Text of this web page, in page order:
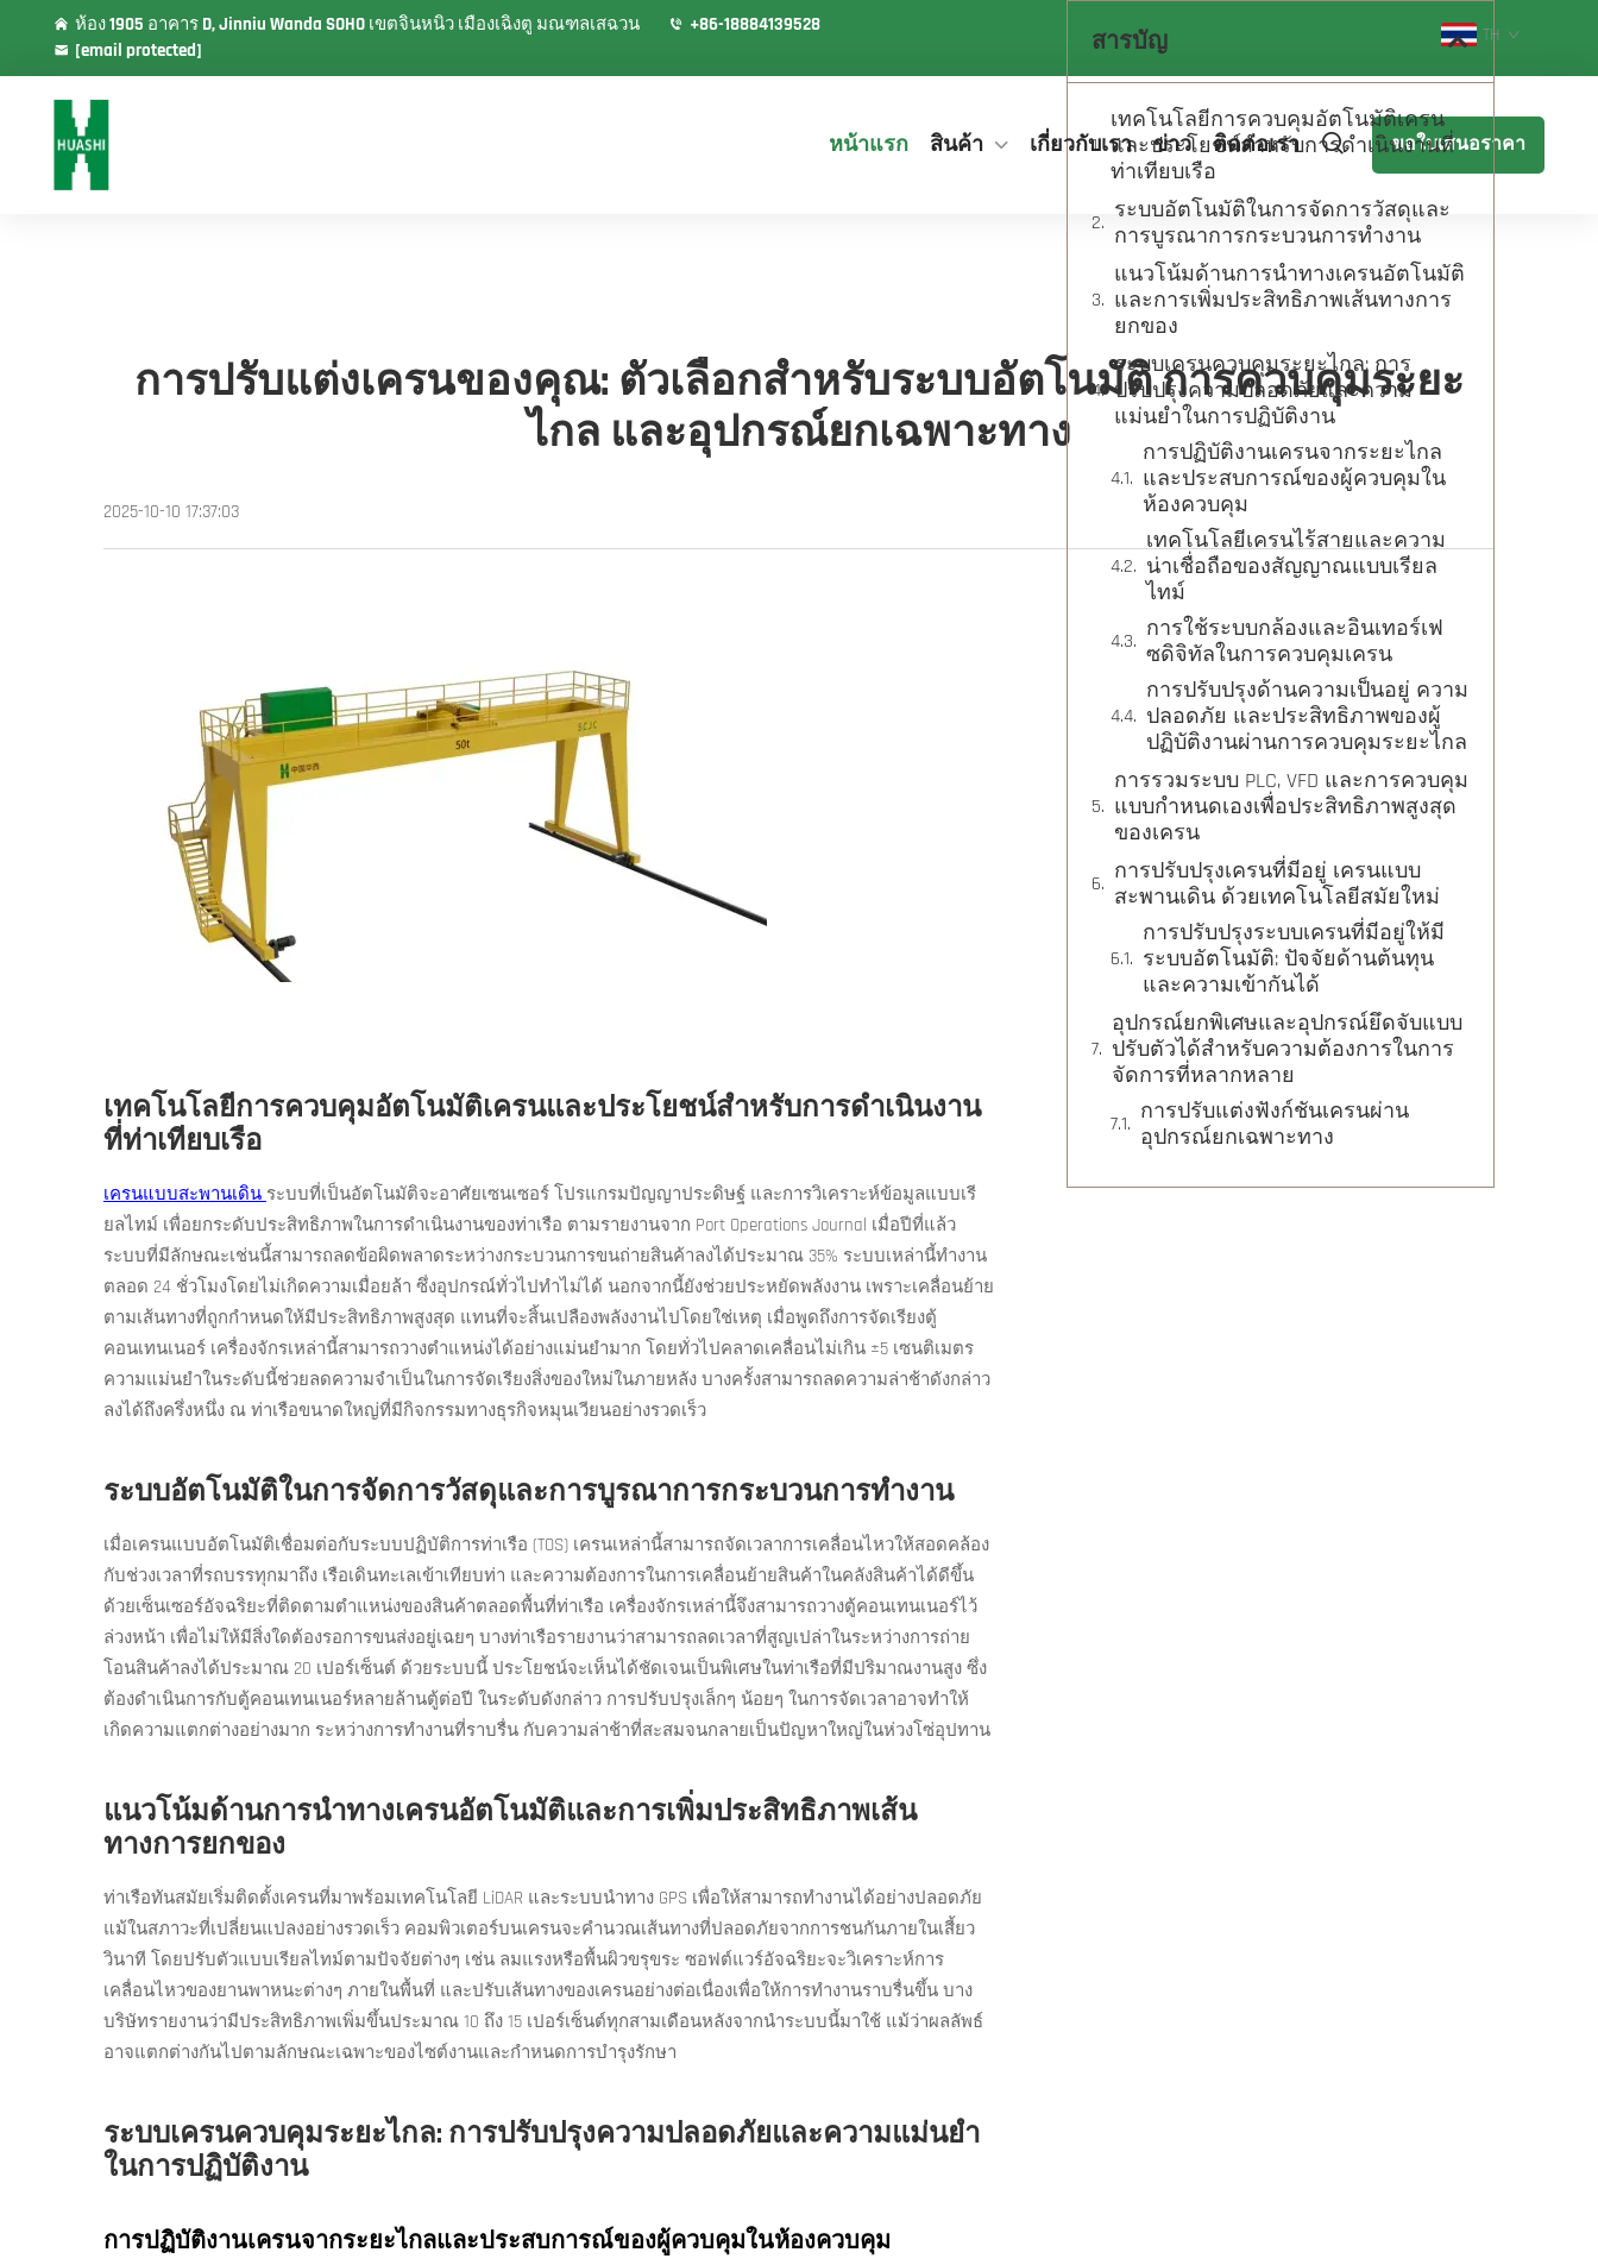
ห้อง 1905 อาคาร D, Jinniu Wanda SOHO เขตจินหนิว เมืองเฉิงตู มณฑลเสฉวน
+86-18884139528
[email protected]
TH
หน้าแรก สินค้า เกี่ยวกับเรา ข่าว ติดต่อเรา ขอใบเสนอราคา
การปรับแต่งเครนของคุณ: ตัวเลือกสำหรับระบบอัตโนมัติ การควบคุมระยะ
ไกล และอุปกรณ์ยกเฉพาะทาง
2025-10-10 17:37:03
เทคโนโลยีการควบคุมอัตโนมัติเครนและประโยชน์สำหรับการดำเนินงาน
ที่ท่าเทียบเรือ
เครนแบบสะพานเดิน ระบบที่เป็นอัตโนมัติจะอาศัยเซนเซอร์ โปรแกรมปัญญาประดิษฐ์ และการวิเคราะห์ข้อมูลแบบเรี
ยลไทม์ เพื่อยกระดับประสิทธิภาพในการดำเนินงานของท่าเรือ ตามรายงานจาก Port Operations Journal เมื่อปีที่แล้ว
ระบบที่มีลักษณะเช่นนี้สามารถลดข้อผิดพลาดระหว่างกระบวนการขนถ่ายสินค้าลงได้ประมาณ 35% ระบบเหล่านี้ทำงาน
ตลอด 24 ชั่วโมงโดยไม่เกิดความเมื่อยล้า ซึ่งอุปกรณ์ทั่วไปทำไม่ได้ นอกจากนี้ยังช่วยประหยัดพลังงาน เพราะเคลื่อนย้าย
ตามเส้นทางที่ถูกกำหนดให้มีประสิทธิภาพสูงสุด แทนที่จะสิ้นเปลืองพลังงานไปโดยใช่เหตุ เมื่อพูดถึงการจัดเรียงตู้
คอนเทนเนอร์ เครื่องจักรเหล่านี้สามารถวางตำแหน่งได้อย่างแม่นยำมาก โดยทั่วไปคลาดเคลื่อนไม่เกิน ±5 เซนติเมตร
ความแม่นยำในระดับนี้ช่วยลดความจำเป็นในการจัดเรียงสิ่งของใหม่ในภายหลัง บางครั้งสามารถลดความล่าช้าดังกล่าว
ลงได้ถึงครึ่งหนึ่ง ณ ท่าเรือขนาดใหญ่ที่มีกิจกรรมทางธุรกิจหมุนเวียนอย่างรวดเร็ว
ระบบอัตโนมัติในการจัดการวัสดุและการบูรณาการกระบวนการทำงาน
เมื่อเครนแบบอัตโนมัติเชื่อมต่อกับระบบปฏิบัติการท่าเรือ (TOS) เครนเหล่านี้สามารถจัดเวลาการเคลื่อนไหวให้สอดคล้อง
กับช่วงเวลาที่รถบรรทุกมาถึง เรือเดินทะเลเข้าเทียบท่า และความต้องการในการเคลื่อนย้ายสินค้าในคลังสินค้าได้ดีขึ้น
ด้วยเซ็นเซอร์อัจฉริยะที่ติดตามตำแหน่งของสินค้าตลอดพื้นที่ท่าเรือ เครื่องจักรเหล่านี้จึงสามารถวางตู้คอนเทนเนอร์ไว้
ล่วงหน้า เพื่อไม่ให้มีสิ่งใดต้องรอการขนส่งอยู่เฉยๆ บางท่าเรือรายงานว่าสามารถลดเวลาที่สูญเปล่าในระหว่างการถ่าย
โอนสินค้าลงได้ประมาณ 20 เปอร์เซ็นต์ ด้วยระบบนี้ ประโยชน์จะเห็นได้ชัดเจนเป็นพิเศษในท่าเรือที่มีปริมาณงานสูง ซึ่ง
ต้องดำเนินการกับตู้คอนเทนเนอร์หลายล้านตู้ต่อปี ในระดับดังกล่าว การปรับปรุงเล็กๆ น้อยๆ ในการจัดเวลาอาจทำให้
เกิดความแตกต่างอย่างมาก ระหว่างการทำงานที่ราบรื่น กับความล่าช้าที่สะสมจนกลายเป็นปัญหาใหญ่ในห่วงโซ่อุปทาน
แนวโน้มด้านการนำทางเครนอัตโนมัติและการเพิ่มประสิทธิภาพเส้น
ทางการยกของ
ท่าเรือทันสมัยเริ่มติดตั้งเครนที่มาพร้อมเทคโนโลยี LiDAR และระบบนำทาง GPS เพื่อให้สามารถทำงานได้อย่างปลอดภัย
แม้ในสภาวะที่เปลี่ยนแปลงอย่างรวดเร็ว คอมพิวเตอร์บนเครนจะคำนวณเส้นทางที่ปลอดภัยจากการชนกันภายในเสี้ยว
วินาที โดยปรับตัวแบบเรียลไทม์ตามปัจจัยต่างๆ เช่น ลมแรงหรือพื้นผิวขรุขระ ซอฟต์แวร์อัจฉริยะจะวิเคราะห์การ
เคลื่อนไหวของยานพาหนะต่างๆ ภายในพื้นที่ และปรับเส้นทางของเครนอย่างต่อเนื่องเพื่อให้การทำงานราบรื่นขึ้น บาง
บริษัทรายงานว่ามีประสิทธิภาพเพิ่มขึ้นประมาณ 10 ถึง 15 เปอร์เซ็นต์ทุกสามเดือนหลังจากนำระบบนี้มาใช้ แม้ว่าผลลัพธ์
อาจแตกต่างกันไปตามลักษณะเฉพาะของไซต์งานและกำหนดการบำรุงรักษา
ระบบเครนควบคุมระยะไกล: การปรับปรุงความปลอดภัยและความแม่นยำ
ในการปฏิบัติงาน
การปฏิบัติงานเครนจากระยะไกลและประสบการณ์ของผู้ควบคุมในห้องควบคุม
สารบัญ
เทคโนโลยีการควบคุมอัตโนมัติเครน
และประโยชน์สำหรับการดำเนินงานที่
ท่าเทียบเรือ
ระบบอัตโนมัติในการจัดการวัสดุและ
การบูรณาการกระบวนการทำงาน
แนวโน้มด้านการนำทางเครนอัตโนมัติ
และการเพิ่มประสิทธิภาพเส้นทางการ
ยกของ
ระบบเครนควบคุมระยะไกล: การ
ปรับปรุงความปลอดภัยและความ
แม่นยำในการปฏิบัติงาน
การปฏิบัติงานเครนจากระยะไกล
และประสบการณ์ของผู้ควบคุมใน
ห้องควบคุม
เทคโนโลยีเครนไร้สายและความ
น่าเชื่อถือของสัญญาณแบบเรียล
ไทม์
การใช้ระบบกล้องและอินเทอร์เฟ
ซดิจิทัลในการควบคุมเครน
การปรับปรุงด้านความเป็นอยู่ ความ
ปลอดภัย และประสิทธิภาพของผู้
ปฏิบัติงานผ่านการควบคุมระยะไกล
การรวมระบบ PLC, VFD และการควบคุม
แบบกำหนดเองเพื่อประสิทธิภาพสูงสุด
ของเครน
การปรับปรุงเครนที่มีอยู่ เครนแบบ
สะพานเดิน ด้วยเทคโนโลยีสมัยใหม่
การปรับปรุงระบบเครนที่มีอยู่ให้มี
ระบบอัตโนมัติ: ปัจจัยด้านต้นทุน
และความเข้ากันได้
อุปกรณ์ยกพิเศษและอุปกรณ์ยึดจับแบบ
ปรับตัวได้สำหรับความต้องการในการ
จัดการที่หลากหลาย
การปรับแต่งฟังก์ชันเครนผ่าน
อุปกรณ์ยกเฉพาะทาง